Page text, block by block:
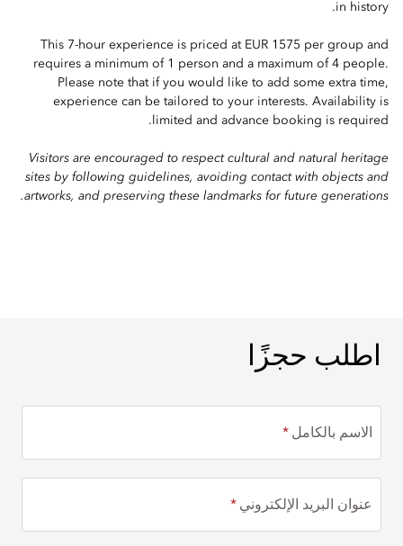
in history.
This 7-hour experience is priced at EUR 1575 per group and
requires a minimum of 1 person and a maximum of 4 people.
Please note that if you would like to add some extra time,
experience can be tailored to your interests. Availability is
limited and advance booking is required.
Visitors are encouraged to respect cultural and natural heritage
sites by following guidelines, avoiding contact with objects and
artworks, and preserving these landmarks for future generations.
اطلب حجزًا
اطلب حجزًا
الاسم بالكامل
عنوان البريد الإلكتروني